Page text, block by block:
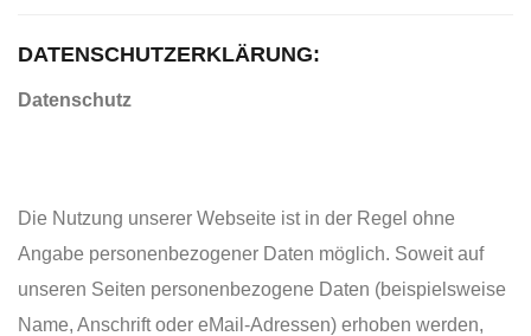
DATENSCHUTZERKLÄRUNG:
Datenschutz
Die Nutzung unserer Webseite ist in der Regel ohne
Angabe personenbezogener Daten möglich. Soweit auf
unseren Seiten personenbezogene Daten (beispielsweise
Name, Anschrift oder eMail-Adressen) erhoben werden,